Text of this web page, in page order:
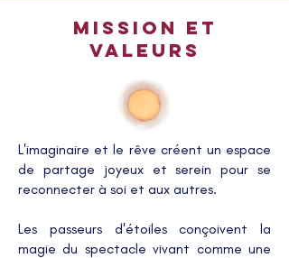
mission et
valeurs
L'imaginaire et le rêve créent un espace
de partage joyeux et serein pour se
reconnecter à soi et aux autres.
Les passeurs d'étoiles conçoivent la
magie du spectacle vivant comme une